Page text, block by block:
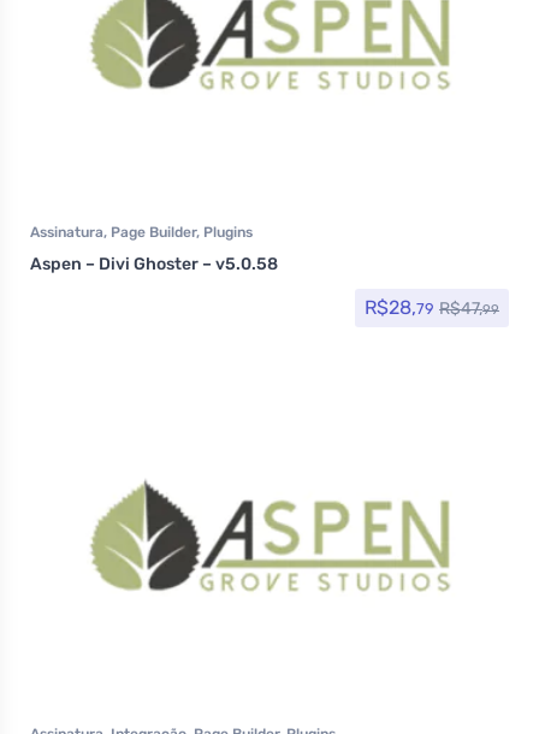
Assinatura, Page Builder, Plugins
Aspen – Divi Ghoster – v5.0.58
R$28,79 R$47,99